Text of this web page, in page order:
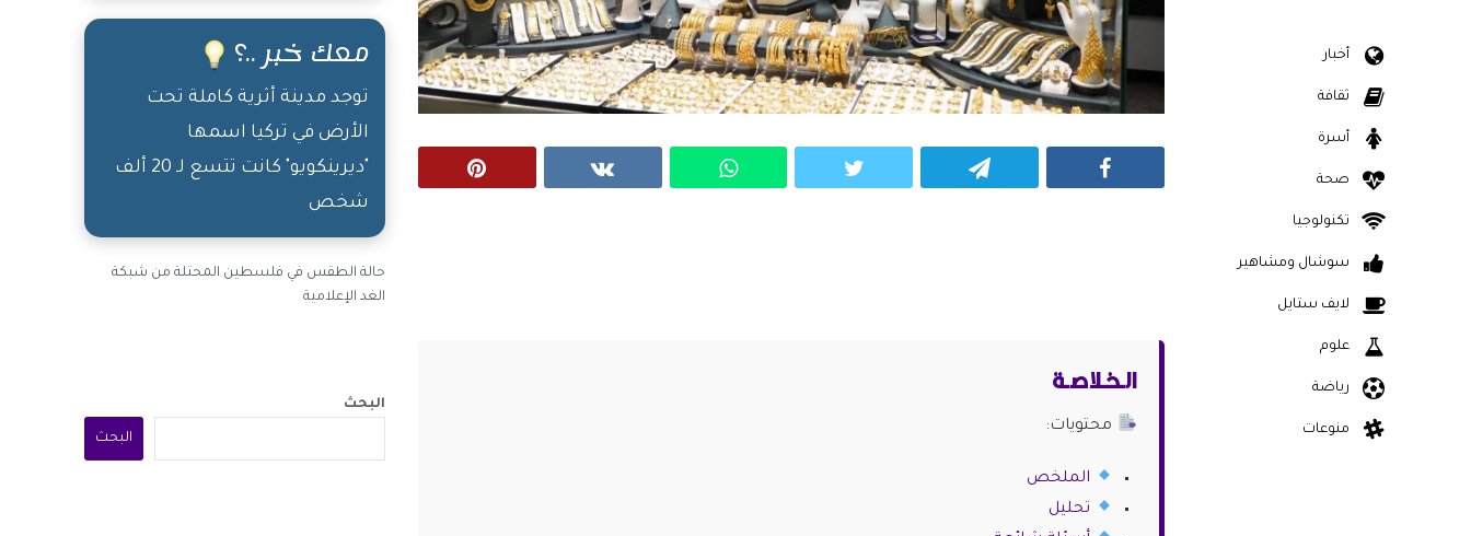
الـخـلاصـة
محتويات:
الملخص
تحليل
معك خبر ..؟
توجد مدينة أثرية كاملة تحت
الأرض في تركيا اسمها
"ديرينكويو" كانت تتسع لـ 20 ألف
شخص
حالة الطقس في فلسطين المحتلة من شبكة
الغد الإعلامية
البحث
البحث
أخبار
ثقافة
أسرة
صحة
تكنولوجيا
سوشال ومشاهير
لايف ستايل
علوم
رياضة
منوعات